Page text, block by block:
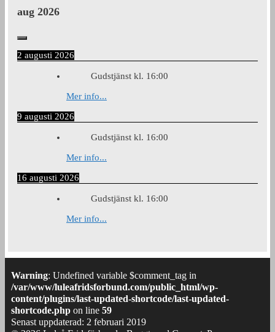
aug 2026
2 augusti 2026
Gudstjänst kl. 16:00
Mer info...
9 augusti 2026
Gudstjänst kl. 16:00
Mer info...
16 augusti 2026
Gudstjänst kl. 16:00
Mer info...
Warning: Undefined variable $comment_tag in
/var/www/luleafridsforbund.com/public_html/wp-
content/plugins/last-updated-shortcode/last-updated-
shortcode.php on line 59
Senast uppdaterad: 2 februari 2019